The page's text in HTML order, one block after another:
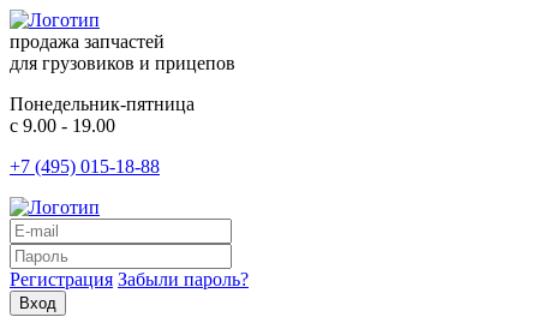
продажа запчастей
для грузовиков и прицепов
Понедельник-пятница
с 9.00 - 19.00
+7 (495) 015-18-88
Регистрация Забыли пароль?